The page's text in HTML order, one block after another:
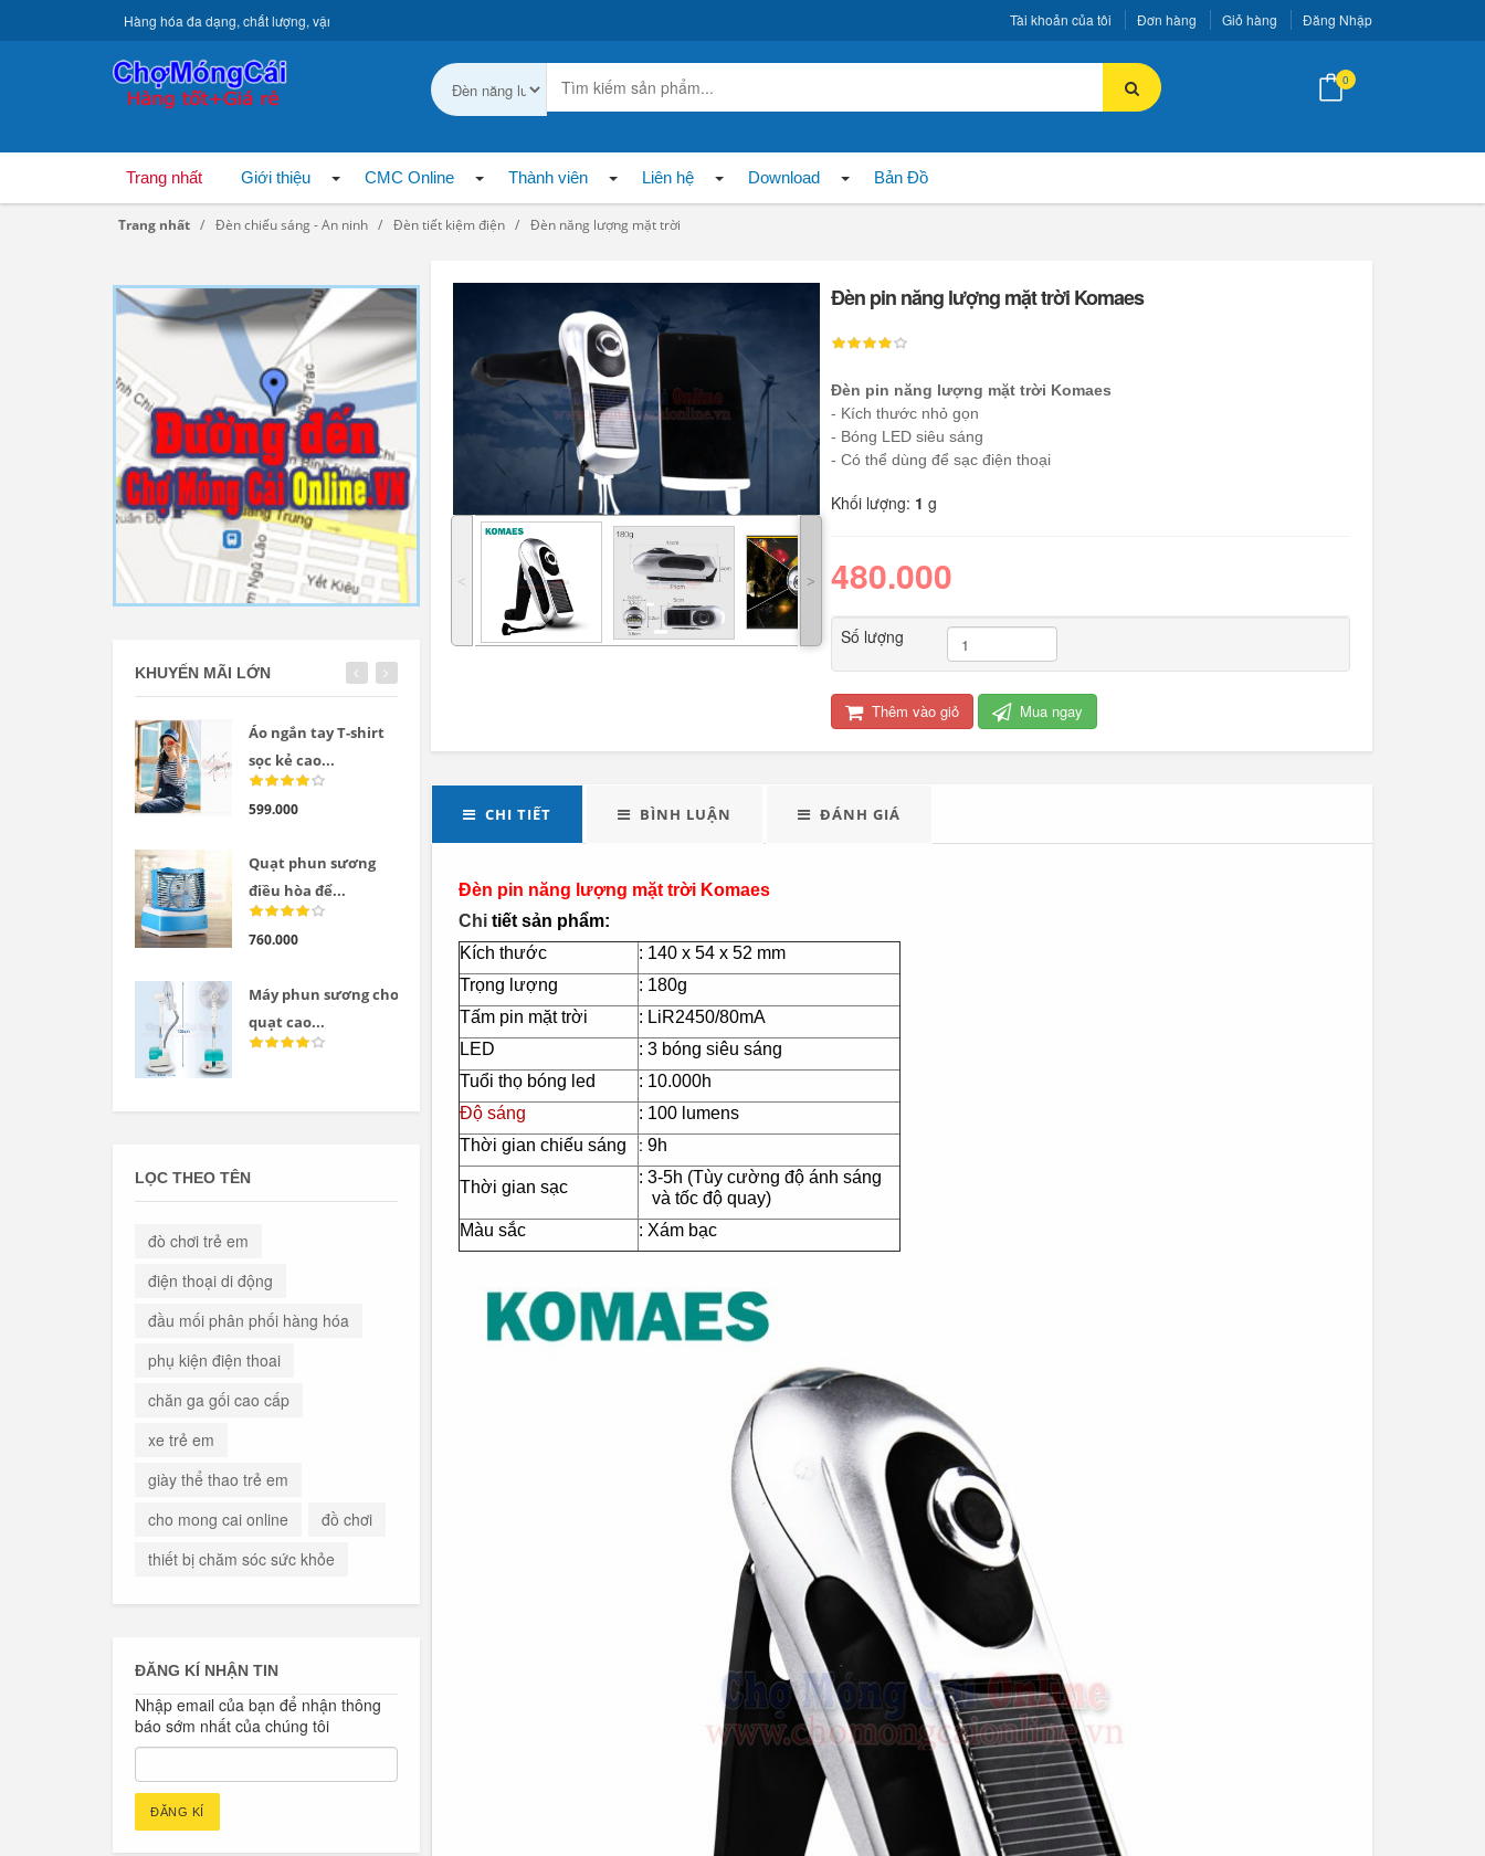
Tài khoản của tôi Đơn hàng Giỏ hàng Đăng Nhập
Hàng hóa đa dạng, chất lượng, vận chuyển toàn quốc.
0
Trang nhất Giới thiệu CMC Online Thành viên Liên hệ Download Bản Đồ
Trang nhất Đèn chiếu sáng - An ninh Đèn tiết kiệm điện Đèn năng lượng mặt trời
˂ ˃
Đèn pin năng lượng mặt trời Komaes
Đèn pin năng lượng mặt trời Komaes
- Kích thước nhỏ gọn
- Bóng LED siêu sáng
- Có thể dùng để sạc điện thoại
Khối lượng: 1 g
480.000
Số lượng
Thêm vào giỏ Mua ngay
CHI TIẾT BÌNH LUẬN ĐÁNH GIÁ
Đèn pin năng lượng mặt trời Komaes
Chitiết sản phẩm:
Kích thước
: 140 x 54 x 52 mm
Trọng lượng
: 180g
Tấm pin mặt trời
: LiR2450/80mA
LED
: 3 bóng siêu sáng
Tuổi thọ bóng led
: 10.000h
Độ sáng
: 100 lumens
Thời gian chiếu sáng
: 9h
Thời gian sạc
: 3-5h (Tùy cường độ ánh sáng
và tốc độ quay)
Màu sắc
: Xám bạc
KHUYẾN MÃI LỚN
Áo ngắn tay T-shirt
sọc kẻ cao...
599.000
Quạt phun sương
điều hòa để...
760.000
Máy phun sương cho
quạt cao...
tay cao cấp...
Đèn tích điện cao
cấp KM 792C
Quạt điện đôi 12V
289.000
490.000
Cỏ nhân tạo trang trí
LỌC THEO TÊN
đò chơi trẻ em
điện thoại di động
đầu mối phân phối hàng hóa
phụ kiện điện thoai
chăn ga gối cao cấp
xe trẻ em
giày thể thao trẻ em
cho mong cai online
đồ chơi
thiết bị chăm sóc sức khỏe
ĐĂNG KÍ NHẬN TIN
Nhập email của bạn để nhận thông
báo sớm nhất của chúng tôi